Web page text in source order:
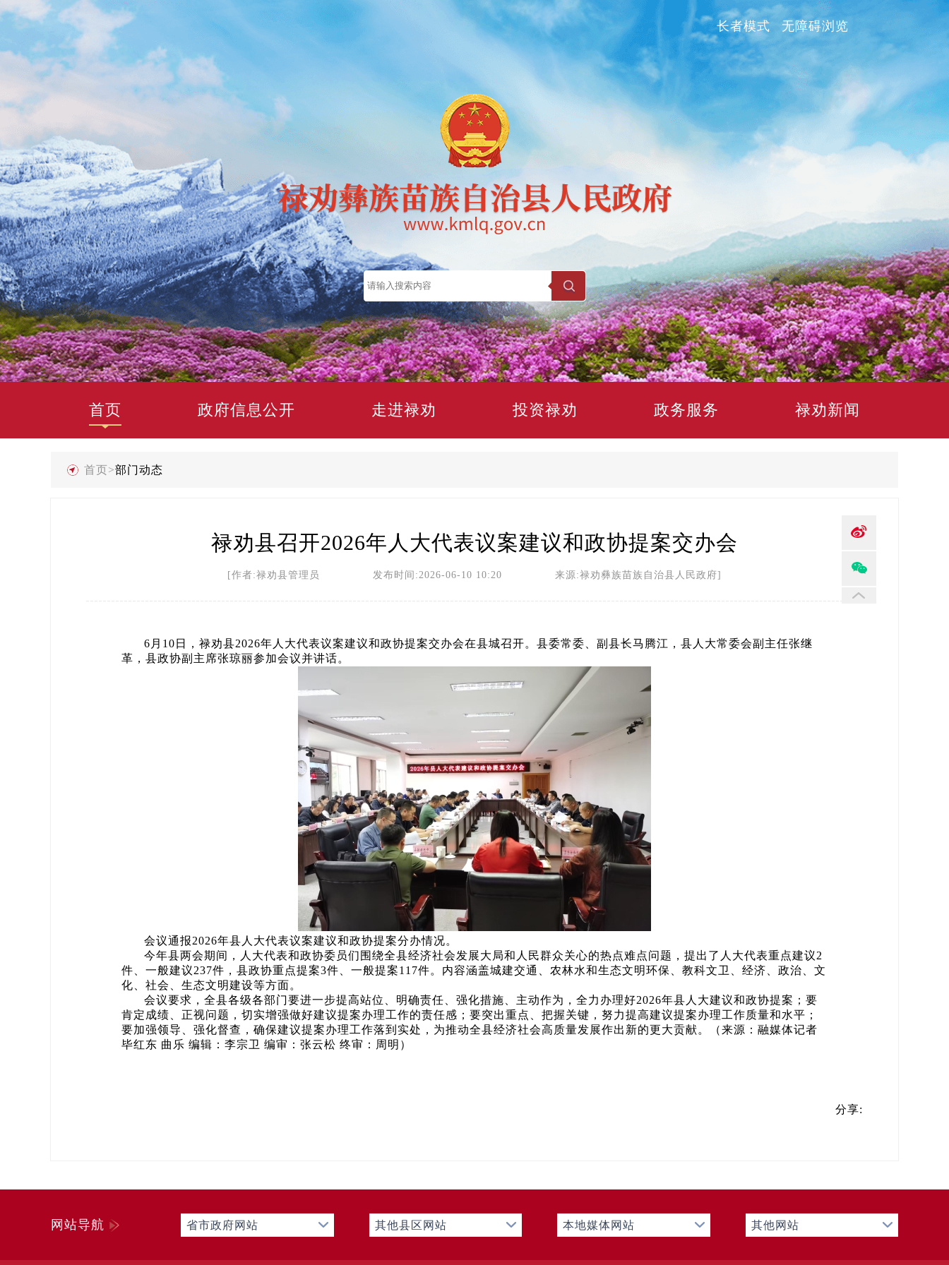
无障碍浏览
长者模式
首页 政府信息公开 走进禄劝 投资禄劝 政务服务 禄劝新闻
首页>部门动态
禄劝县召开2026年人大代表议案建议和政协提案交办会
[作者:禄劝县管理员 发布时间:2026-06-10 10:20 来源:禄劝彝族苗族自治县人民政府]
6月10日，禄劝县2026年人大代表议案建议和政协提案交办会在县城召开。县委常委、副县长马腾江，县人大常委会副主任张继
革，县政协副主席张琼丽参加会议并讲话。
会议通报2026年县人大代表议案建议和政协提案分办情况。
今年县两会期间，人大代表和政协委员们围绕全县经济社会发展大局和人民群众关心的热点难点问题，提出了人大代表重点建议2
件、一般建议237件，县政协重点提案3件、一般提案117件。内容涵盖城建交通、农林水和生态文明环保、教科文卫、经济、政治、文
化、社会、生态文明建设等方面。
会议要求，全县各级各部门要进一步提高站位、明确责任、强化措施、主动作为，全力办理好2026年县人大建议和政协提案；要
肯定成绩、正视问题，切实增强做好建议提案办理工作的责任感；要突出重点、把握关键，努力提高建议提案办理工作质量和水平；
要加强领导、强化督查，确保建议提案办理工作落到实处，为推动全县经济社会高质量发展作出新的更大贡献。（来源：融媒体记者
毕红东 曲乐 编辑：李宗卫 编审：张云松 终审：周明）
分享:
网站导航 省市政府网站 其他县区网站 本地媒体网站 其他网站